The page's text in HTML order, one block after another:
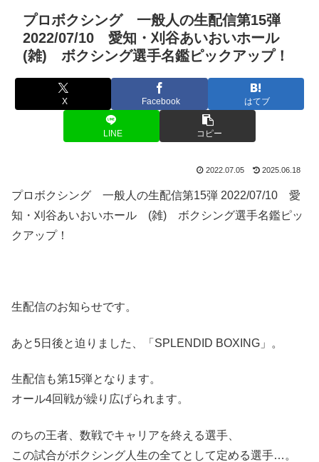
プロボクシング 一般人の生配信第15弾
2022/07/10 愛知・刈谷あいおいホール
(雑) ボクシング選手名鑑ピックアップ！
X Facebook はてブ
LINE コピー
2022.07.05 2025.06.18
プロボクシング 一般人の生配信第15弾 2022/07/10 愛
知・刈谷あいおいホール (雑) ボクシング選手名鑑ピッ
クアップ！
生配信のお知らせです。
あと5日後と迫りました、「SPLENDID BOXING」。
生配信も第15弾となります。
オール4回戦が繰り広げられます。
のちの王者、数戦でキャリアを終える選手、
この試合がボクシング人生の全てとして定める選手…。